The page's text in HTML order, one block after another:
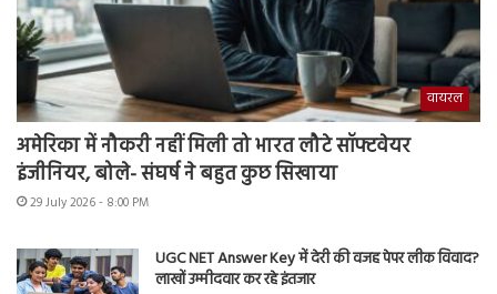
वायरल
अमेरिका में नौकरी नहीं मिली तो भारत लौटे सॉफ्टवेयर
इंजीनियर, बोले- संघर्ष ने बहुत कुछ सिखाया
29 July 2026 - 8:00 PM
UGC NET Answer Key में देरी की वजह पेपर लीक विवाद?
लाखों उम्मीदवार कर रहे इंतजार